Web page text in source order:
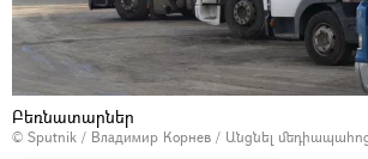
Բեռնատարներ
© Sputnik / Владимир Корнев / Անցնել